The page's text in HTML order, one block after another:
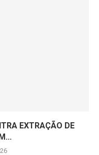
EXTRAÇÃO DE